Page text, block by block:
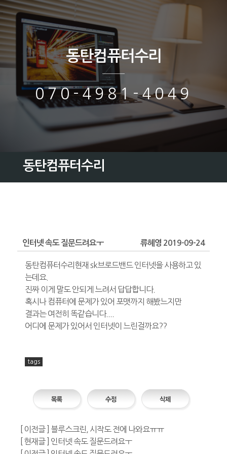
동탄컴퓨터수리
070-4981-4049
동탄컴퓨터수리
인터넷 속도 질문드려요ㅜ 류혜영 2019-09-24
동탄컴퓨터수리현재 sk브로드밴드 인터넷을 사용하고 있
는데요.
진짜 이게 말도 안되게 느려서 답답합니다.
혹시나 컴퓨터에 문제가 있어 포맷까지 해봤느지만
결과는 여전히 똑같습니다....
어디에 문제가 있어서 인터넷이 느린걸까요??
tags
[ 이전글 ] 블루스크린, 시작도 전에 나와요ㅠㅠ
[ 현재글 ] 인터넷 속도 질문드려요ㅜ